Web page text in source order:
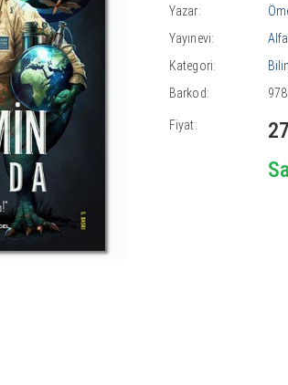
Yazar:
Yayınevi:
Alfa
Kategori:
Barkod:
Fiyat: